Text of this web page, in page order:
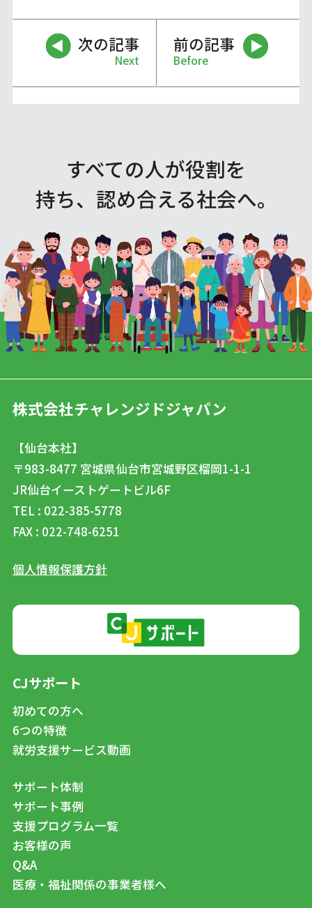
次の記事
Next
前の記事
Before
すべての人が役割を
持ち、認め合える社会へ。
株式会社チャレンジドジャパン
【仙台本社】
〒983-8477 宮城県仙台市宮城野区榴岡1-1-1
JR仙台イーストゲートビル6F
TEL : 022-385-5778
FAX : 022-748-6251
個人情報保護方針
CJサポート
初めての方へ
6つの特徴
就労支援サービス動画
サポート体制
サポート事例
支援プログラム一覧
お客様の声
Q&A
医療・福祉関係の事業者様へ